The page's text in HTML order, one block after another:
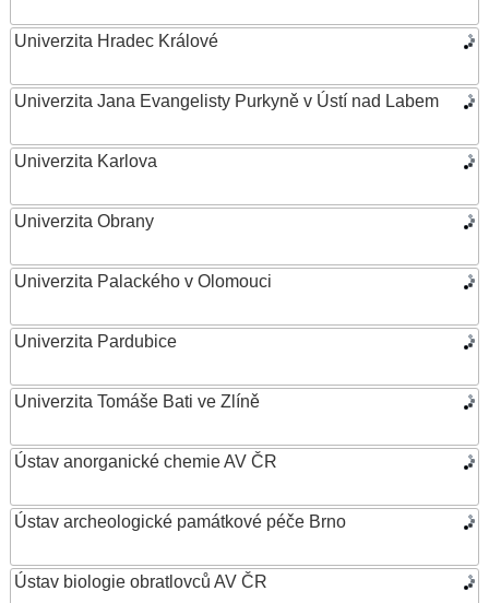
Univerzita Hradec Králové
Univerzita Jana Evangelisty Purkyně v Ústí nad Labem
Univerzita Karlova
Univerzita Obrany
Univerzita Palackého v Olomouci
Univerzita Pardubice
Univerzita Tomáše Bati ve Zlíně
Ústav anorganické chemie AV ČR
Ústav archeologické památkové péče Brno
Ústav biologie obratlovců AV ČR